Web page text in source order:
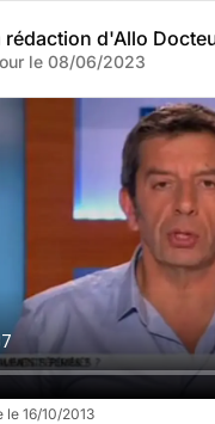
rédaction d'Allo
le 08/06/2023
16/10/2013